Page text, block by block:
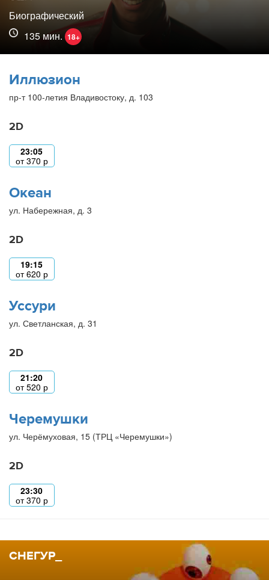
Биографический
135 мин. 18+
Иллюзион
пр-т 100-летия Владивостоку, д. 103
2D
23:05
от370 р
Океан
ул. Набережная, д. 3
2D
19:15
от620 р
Уссури
ул. Светланская, д. 31
2D
21:20
от520 р
Черемушки
ул. Черёмуховая, 15 (ТРЦ «Черемушки»)
2D
23:30
от370 р
СНЕГУР_